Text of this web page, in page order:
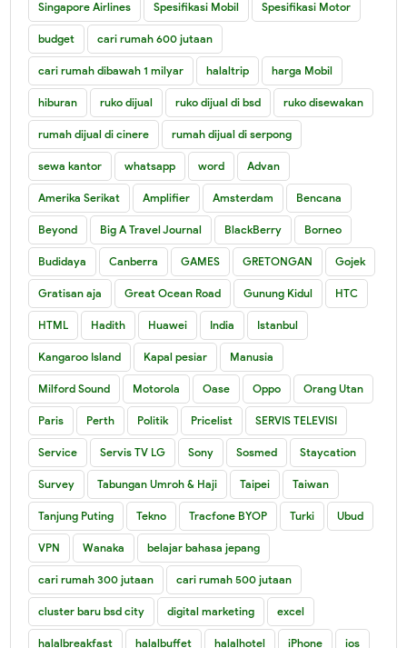
Singapore Airlines Spesifikasi Mobil Spesifikasi Motor
budget cari rumah 600 jutaan
cari rumah dibawah 1 milyar halaltrip harga Mobil
hiburan ruko dijual ruko dijual di bsd ruko disewakan
rumah dijual di cinere rumah dijual di serpong
sewa kantor whatsapp word Advan
Amerika Serikat Amplifier Amsterdam Bencana
Beyond Big A Travel Journal BlackBerry Borneo
Budidaya Canberra GAMES GRETONGAN Gojek
Gratisan aja Great Ocean Road Gunung Kidul HTC
HTML Hadith Huawei India Istanbul
Kangaroo Island Kapal pesiar Manusia
Milford Sound Motorola Oase Oppo Orang Utan
Paris Perth Politik Pricelist SERVIS TELEVISI
Service Servis TV LG Sony Sosmed Staycation
Survey Tabungan Umroh & Haji Taipei Taiwan
Tanjung Puting Tekno Tracfone BYOP Turki Ubud
VPN Wanaka belajar bahasa jepang
cari rumah 300 jutaan cari rumah 500 jutaan
cluster baru bsd city digital marketing excel
halalbreakfast halalbuffet halalhotel iPhone ios